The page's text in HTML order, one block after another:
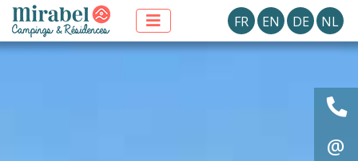
FR EN DE NL
@